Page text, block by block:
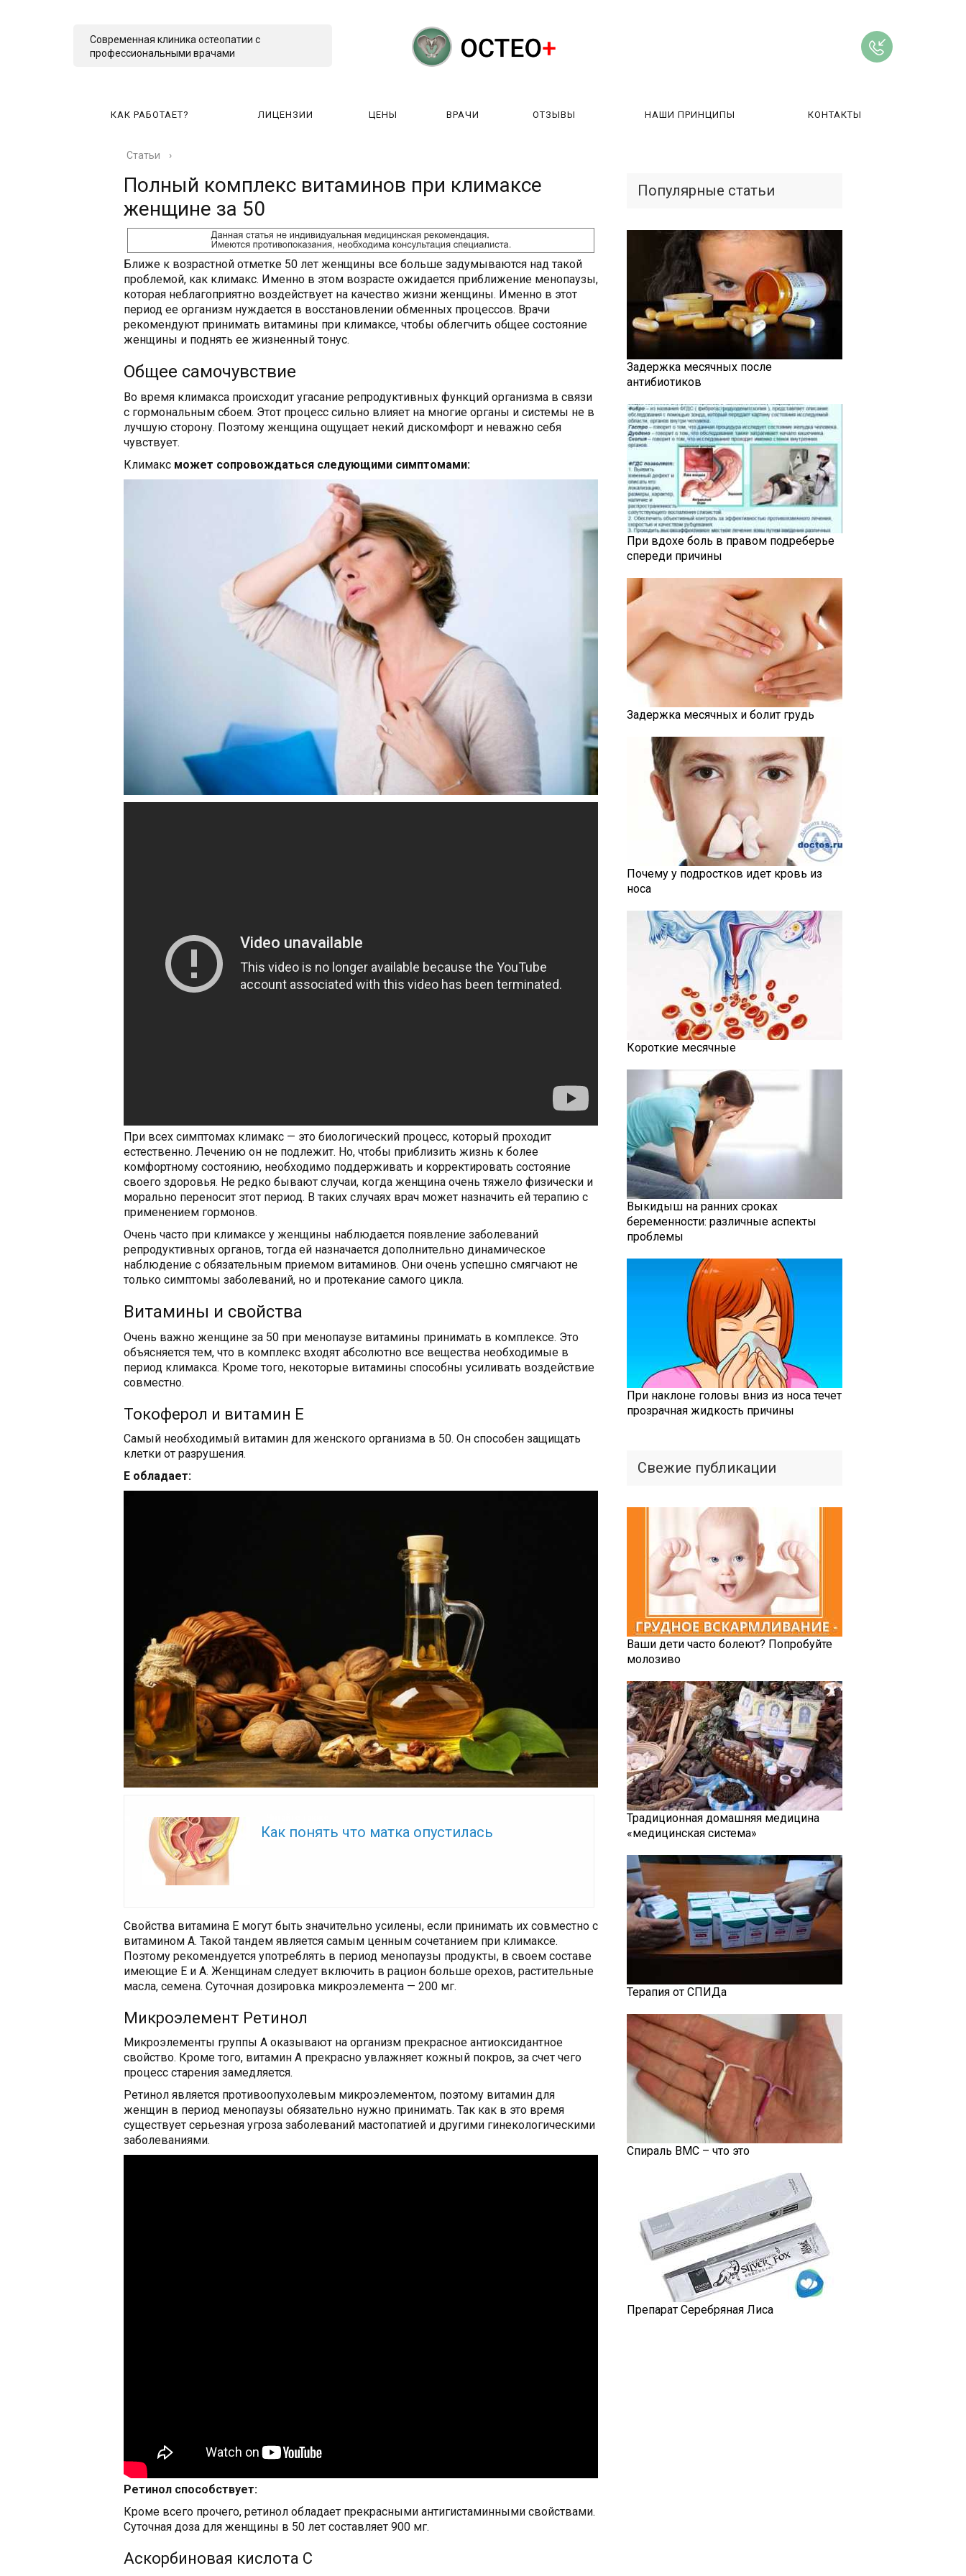
Современная клиника остеопатии с
профессиональными врачами
КАК РАБОТАЕТ? ЛИЦЕНЗИИ ЦЕНЫ ВРАЧИ ОТЗЫВЫ НАШИ ПРИНЦИПЫ КОНТАКТЫ
Статьи ›
Полный комплекс витаминов при климаксе
женщине за 50
Ближе к возрастной отметке 50 лет женщины все больше задумываются над такой
проблемой, как климакс. Именно в этом возрасте ожидается приближение менопаузы,
которая неблагоприятно воздействует на качество жизни женщины. Именно в этот
период ее организм нуждается в восстановлении обменных процессов. Врачи
рекомендуют принимать витамины при климаксе, чтобы облегчить общее состояние
женщины и поднять ее жизненный тонус.
Общее самочувствие
Во время климакса происходит угасание репродуктивных функций организма в связи
с гормональным сбоем. Этот процесс сильно влияет на многие органы и системы не в
лучшую сторону. Поэтому женщина ощущает некий дискомфорт и неважно себя
чувствует.
Климакс может сопровождаться следующими симптомами:
При всех симптомах климакс — это биологический процесс, который проходит
естественно. Лечению он не подлежит. Но, чтобы приблизить жизнь к более
комфортному состоянию, необходимо поддерживать и корректировать состояние
своего здоровья. Не редко бывают случаи, когда женщина очень тяжело физически и
морально переносит этот период. В таких случаях врач может назначить ей терапию с
применением гормонов.
Очень часто при климаксе у женщины наблюдается появление заболеваний
репродуктивных органов, тогда ей назначается дополнительно динамическое
наблюдение с обязательным приемом витаминов. Они очень успешно смягчают не
только симптомы заболеваний, но и протекание самого цикла.
Витамины и свойства
Очень важно женщине за 50 при менопаузе витамины принимать в комплексе. Это
объясняется тем, что в комплекс входят абсолютно все вещества необходимые в
период климакса. Кроме того, некоторые витамины способны усиливать воздействие
совместно.
Токоферол и витамин Е
Самый необходимый витамин для женского организма в 50. Он способен защищать
клетки от разрушения.
Е обладает:
Как понять что матка опустилась
Свойства витамина Е могут быть значительно усилены, если принимать их совместно с
витамином А. Такой тандем является самым ценным сочетанием при климаксе.
Поэтому рекомендуется употреблять в период менопаузы продукты, в своем составе
имеющие Е и А. Женщинам следует включить в рацион больше орехов, растительные
масла, семена. Суточная дозировка микроэлемента — 200 мг.
Микроэлемент Ретинол
Микроэлементы группы А оказывают на организм прекрасное антиоксидантное
свойство. Кроме того, витамин А прекрасно увлажняет кожный покров, за счет чего
процесс старения замедляется.
Ретинол является противоопухолевым микроэлементом, поэтому витамин для
женщин в период менопаузы обязательно нужно принимать. Так как в это время
существует серьезная угроза заболеваний мастопатией и другими гинекологическими
заболеваниями.
Ретинол способствует:
Кроме всего прочего, ретинол обладает прекрасными антигистаминными свойствами.
Суточная доза для женщины в 50 лет составляет 900 мг.
Аскорбиновая кислота С
Популярные статьи
Задержка месячных после
антибиотиков
При вдохе боль в правом подреберье
спереди причины
Задержка месячных и болит грудь
Почему у подростков идет кровь из
носа
Короткие месячные
Выкидыш на ранних сроках
беременности: различные аспекты
проблемы
При наклоне головы вниз из носа течет
прозрачная жидкость причины
Свежие публикации
Ваши дети часто болеют? Попробуйте
молозиво
Традиционная домашняя медицина
«медицинская система»
Терапия от СПИДа
Спираль ВМС – что это
Препарат Серебряная Лиса